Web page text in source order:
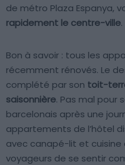
de métro Plaza Espanya,
rapidement le centre-ville.
Bon à savoir : tous les
récemment rénovés. Le
complété par son toit-
saisonnière. Pas mal pour
barcelonais après une
appartements de l’hôtel
avec canapé-lit et
voyageurs de se sentir